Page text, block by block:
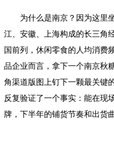
为什么是南京？因为这
江、安徽、上海构成的长三角
国前列，休闲零食的人均消费
品企业而言，拿下一个南京秋
角渠道版图上钉下一颗最关键
反复验证了一个事实：能在现
牌，下半年的铺货节奏和出货